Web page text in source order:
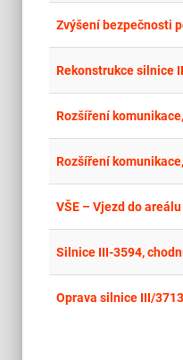
Zvýšení bezpečnosti
VŠE – Vjezd do
Silnice III-3594,
Oprava silnice III/